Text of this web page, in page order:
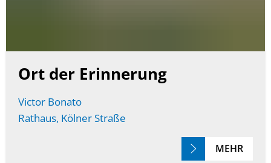
Ort der Erinnerung
Victor Bonato
Rathaus, Kölner Straße
MEHR